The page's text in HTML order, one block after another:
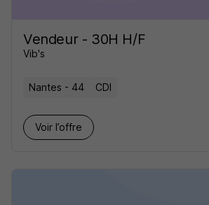
Vendeur - 30H H/F
Vib's
Nantes - 44 CDI
Voir l’offre